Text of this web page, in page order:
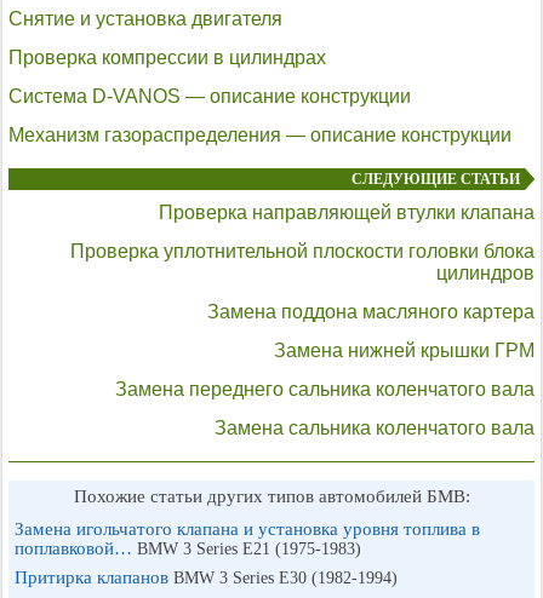
Снятие и установка двигателя
Проверка компрессии в цилиндрах
Система D-VANOS — описание конструкции
Механизм газораспределения — описание конструкции
СЛЕДУЮЩИЕ СТАТЬИ
Проверка направляющей втулки клапана
Проверка уплотнительной плоскости головки блока
цилиндров
Замена поддона масляного картера
Замена нижней крышки ГРМ
Замена переднего сальника коленчатого вала
Замена сальника коленчатого вала
Похожие статьи других типов автомобилей БМВ:
Замена игольчатого клапана и установка уровня топлива в
поплавковой… BMW 3 Series E21 (1975-1983)
Притирка клапанов BMW 3 Series E30 (1982-1994)